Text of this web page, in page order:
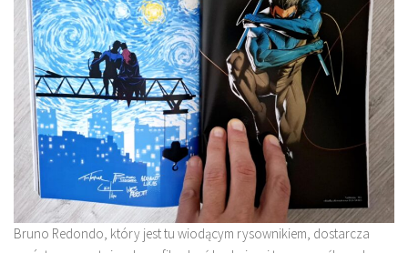
Bruno Redondo, który jest tu wiodącym rysownikiem, dostarcza